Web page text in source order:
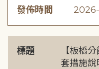
發佈時間
標題
【板橋
套措施說